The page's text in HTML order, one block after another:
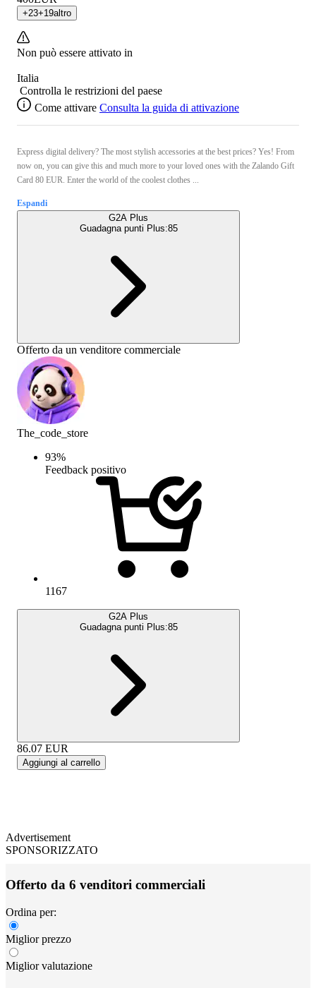
+23+19altro
Non può essere attivato in
Italia
Controlla le restrizioni del paese
Come attivare Consulta la guida di attivazione
Express digital delivery? The most stylish accessories at the best prices? Yes! From
now on, you can give this and much more to your loved ones with the Zalando Gift
Card 80 EUR. Enter the world of the coolest clothes ...
Espandi
G2A Plus
Guadagna punti Plus:85
Offerto da un venditore commerciale
The_code_store
93%
Feedback positivo
1167
G2A Plus
Guadagna punti Plus:85
86.07 EUR
Aggiungi al carrello
Advertisement
SPONSORIZZATO
Offerto da 6 venditori commerciali
Ordina per:
Miglior prezzo
Miglior valutazione